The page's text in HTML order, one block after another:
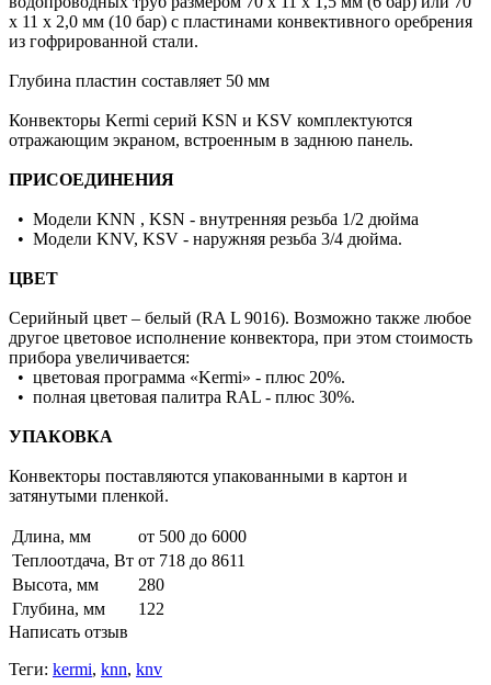
x 11 x 2,0 мм (10 бар) с пластинами конвективного оребрения
из гофрированной стали.
Глубина пластин составляет 50 мм
Конвекторы Kermi серий KSN и KSV комплектуются
отражающим экраном, встроенным в заднюю панель.
ПРИСОЕДИНЕНИЯ
• Модели KNN , KSN - внутренняя резьба 1/2 дюйма
• Модели KNV, KSV - наружняя резьба 3/4 дюйма.
ЦВЕТ
Серийный цвет – белый (RA L 9016). Возможно также любое
другое цветовое исполнение конвектора, при этом стоимость
прибора увеличивается:
• цветовая программа «Kermi» - плюс 20%.
• полная цветовая палитра RAL - плюс 30%.
УПАКОВКА
Конвекторы поставляются упакованными в картон и
затянутыми пленкой.
Длина, мм
от 500 до 6000
Теплоотдача, Вт от 718 до 8611
Высота, мм
280
Глубина, мм
122
Написать отзыв
Теги: kermi, knn, knv